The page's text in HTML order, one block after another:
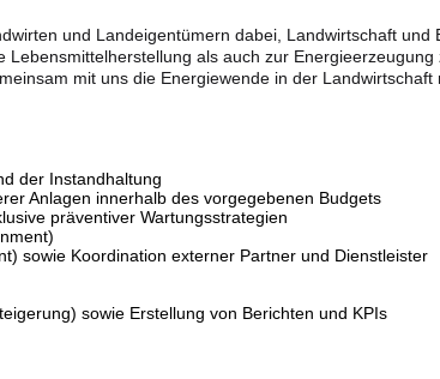
und Landeigentümern dabei, Landwirtschaft
als auch zur
mit uns die Energiewende in der Landwirtschaft
der Instandhaltung
Anlagen innerhalb des vorgegebenen Budgets
präventiver Wartungsstrategien
sowie Koordination externer Partner und Dienstleister
sowie Erstellung von Berichten und KPIs